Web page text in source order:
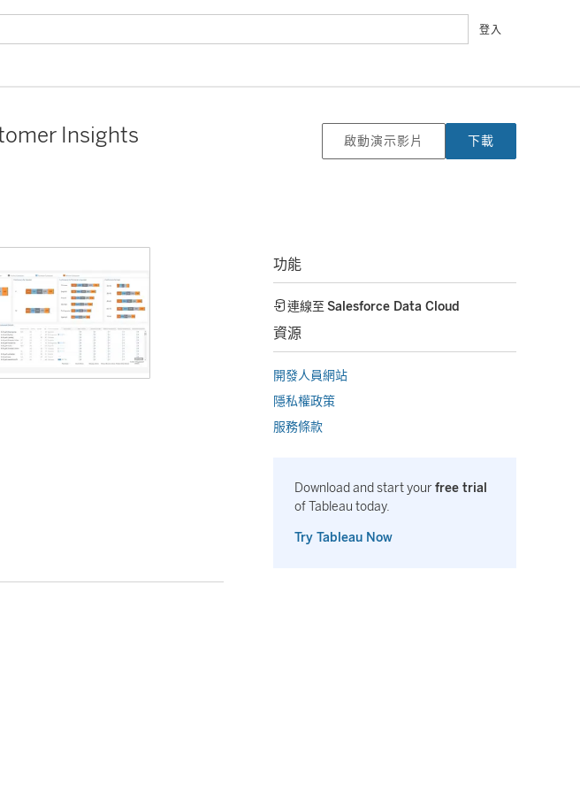
登入
Insights 啟動演示影片 下載
功能
連線至 Salesforce Data Cloud
資源
開發人員網站
隱私權政策
服務條款
Download and start yourfree trial
of Tableau today.
Try Tableau Now